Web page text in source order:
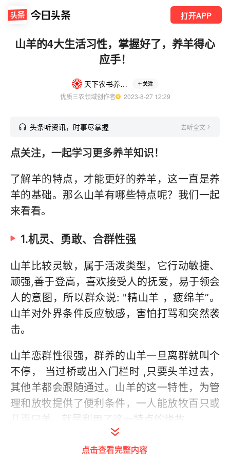
打开APP
山羊的4大生活习性，掌握好了，养羊得心
应手！
天下农书养殖版 关注
优质三农领域创作者
  2023-8-27 12:29
头条听资讯，时事尽掌握 去听全文
点关注，一起学习更多养羊知识！
了解羊的特点，才能更好的养羊，这一直是养
羊的基础。那么山羊有哪些特点呢？我们一起
来看看。
1.机灵、勇敢、合群性强
山羊比较灵敏，属于活泼类型，它行动敏捷、
顽强,善于登高，喜欢接受人的抚爱，易于领会
人的意图，所以群众说: "精山羊 ，疲绵羊”。
山羊对外界条件反应敏感，害怕打骂和突然袭
击。
山羊恋群性很强，群养的山羊一旦离群就叫个
不停， 当过桥或出入门栏时 ,只要头羊过去，
其他羊都会跟随通过。山羊的这一特性，为管
理和放牧提供了便利条件，一人能放牧百只或
几百只羊，就是利用了这一特点的缘故。
点击查看完整内容